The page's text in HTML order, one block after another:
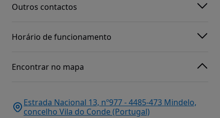
Outros contactos
Horário de funcionamento
Encontrar no mapa
Estrada Nacional 13, nº977 - 4485-473 Mindelo,
concelho Vila do Conde (Portugal)